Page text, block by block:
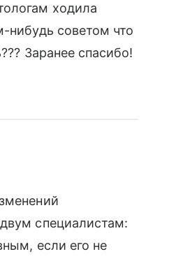
ходила
нибудь советом что
Заранее спасибо!
специалистам:
если его не